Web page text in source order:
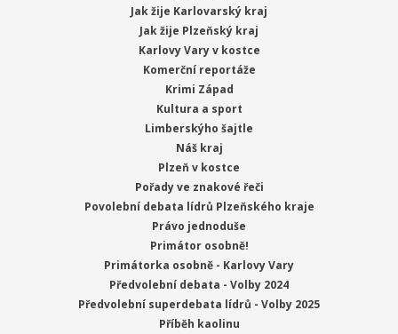
Jak žije Karlovarský kraj
Jak žije Plzeňský kraj
Karlovy Vary v kostce
Komerční reportáže
Krimi Západ
Kultura a sport
Limberskýho šajtle
Náš kraj
Plzeň v kostce
Pořady ve znakové řeči
Povolební debata lídrů Plzeňského kraje
Právo jednoduše
Primátor osobně!
Primátorka osobně - Karlovy Vary
Předvolební debata - Volby 2024
Předvolební superdebata lídrů - Volby 2025
Příběh kaolinu